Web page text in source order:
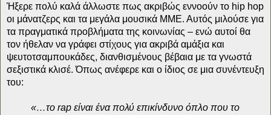
Ήξερε πολύ καλά άλλωστε πως ακριβώς εννοούν το hip hop
οι μάνατζερς και τα μεγάλα μουσικά ΜΜΕ. Αυτός μιλούσε για
τα πραγματικά προβλήματα της κοινωνίας – ενώ αυτοί θα
τον ήθελαν να γράφει στίχους για ακριβά αμάξια και
ψευτοτσαμπουκάδες, διανθισμένους βέβαια με τα γνωστά
σεξιστικά κλισέ. Όπως ανέφερε και ο ίδιος σε μια συνέντευξη
του:
«…το rap είναι ένα πολύ επικίνδυνο όπλο που το